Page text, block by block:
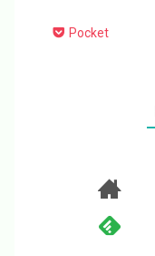
Pocket